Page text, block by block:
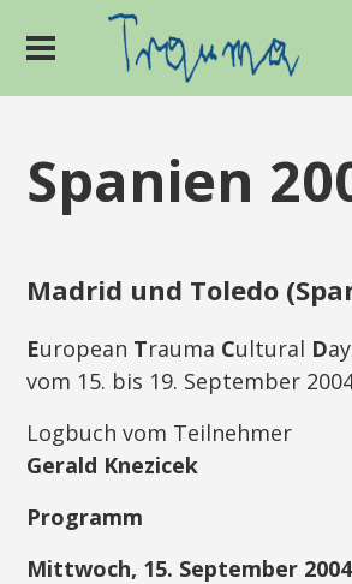
Spanien
Madrid und Toledo
European Trauma Cultural D
vom 15. bis 19. September
Logbuch vom Teilnehmer
Gerald Knezicek
Programm
Mittwoch, 15. September 2004